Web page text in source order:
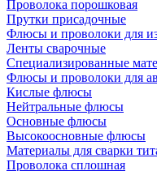
Проволока порошковая
Прутки присадочные
Флюсы и проволоки для
Ленты сварочные
Специализированные
Флюсы и проволоки для
Кислые флюсы
Нейтральные флюсы
Основные флюсы
Высокоосновные флюсы
Материалы для сварки
Проволока сплошная